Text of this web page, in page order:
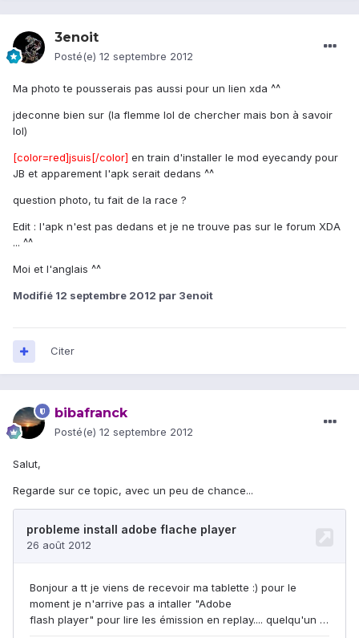
3enoit
Posté(e) 12 septembre 2012
Ma photo te pousserais pas aussi pour un lien xda ^^
jdeconne bien sur (la flemme lol de chercher mais bon à savoir
lol)
[color=red]jsuis[/color] en train d'installer le mod eyecandy pour
JB et apparement l'apk serait dedans ^^
question photo, tu fait de la race ?
Edit : l'apk n'est pas dedans et je ne trouve pas sur le forum XDA
... ^^
Moi et l'anglais ^^
Modifié 12 septembre 2012 par 3enoit
Citer
bibafranck
Posté(e) 12 septembre 2012
Salut,
Regarde sur ce topic, avec un peu de chance...